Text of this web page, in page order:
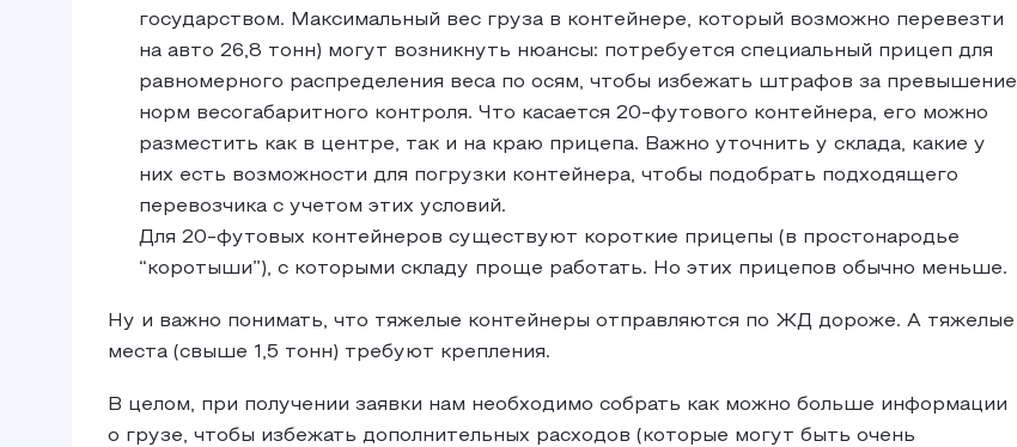
государством. Максимальный вес груза в контейнере, который возможно перевезти
на авто 26,8 тонн) могут возникнуть нюансы: потребуется специальный прицеп для
равномерного распределения веса по осям, чтобы избежать штрафов за превышение
норм весогабаритного контроля. Что касается 20-футового контейнера, его можно
разместить как в центре, так и на краю прицепа. Важно уточнить у склада, какие у
них есть возможности для погрузки контейнера, чтобы подобрать подходящего
перевозчика с учетом этих условий.
Для 20-футовых контейнеров существуют короткие прицепы (в простонародье
“коротыши”), с которыми складу проще работать. Но этих прицепов обычно меньше.
Ну и важно понимать, что тяжелые контейнеры отправляются по ЖД дороже. А тяжелые
места (свыше 1,5 тонн) требуют крепления.
В целом, при получении заявки нам необходимо собрать как можно больше информации
о грузе, чтобы избежать дополнительных расходов (которые могут быть очень